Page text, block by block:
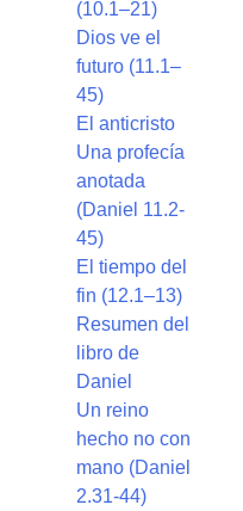
(10.1–21)
Dios ve el
futuro (11.1–
45)
El anticristo
Una profecía
anotada
(Daniel 11.2-
45)
El tiempo del
fin (12.1–13)
Resumen del
libro de
Daniel
Un reino
hecho no con
mano (Daniel
2.31-44)